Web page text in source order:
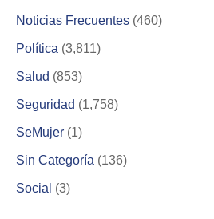
Noticias Frecuentes (460)
Política (3,811)
Salud (853)
Seguridad (1,758)
SeMujer (1)
Sin Categoría (136)
Social (3)